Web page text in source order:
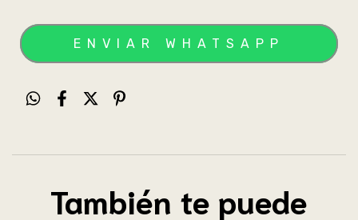
También te puede